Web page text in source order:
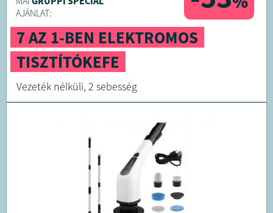
AJÁNLAT:
7 AZ 1-BEN ELEKTROMOS
TISZTÍTÓKEFE
Vezeték nélküli, 2 sebesség